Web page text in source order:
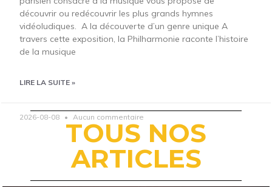
découvrir ou redécouvrir les plus grands hymnes
vidéoludiques. A la découverte d’un genre unique A
travers cette exposition, la Philharmonie raconte l’histoire
de la musique
LIRE LA SUITE »
2026-08-08 Aucun commentaire
TOUS NOS
ARTICLES